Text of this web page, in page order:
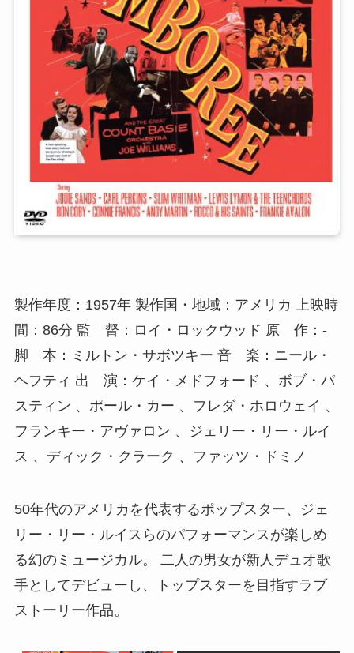
製作年度：1957年 製作国・地域：アメリカ 上映時
間：86分 監 督：ロイ・ロックウッド 原 作：-
脚 本：ミルトン・サボツキー 音 楽：ニール・
ヘフティ 出 演：ケイ・メドフォード 、ボブ・パ
スティン 、ポール・カー 、フレダ・ホロウェイ 、
フランキー・アヴァロン 、ジェリー・リー・ルイ
ス 、ディック・クラーク 、ファッツ・ドミノ
50年代のアメリカを代表するポップスター、ジェ
リー・リー・ルイスらのパフォーマンスが楽しめ
る幻のミュージカル。 二人の男女が新人デュオ歌
手としてデビューし、トップスターを目指すラブ
ストーリー作品。